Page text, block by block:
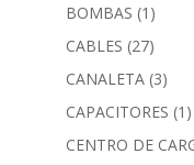
BOMBAS (1)
CABLES (27)
CANALETA (3)
CAPACITORES (1)
CENTRO DE